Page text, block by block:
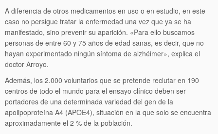
A diferencia de otros medicamentos en uso o en estudio, en este
caso no persigue tratar la enfermedad una vez que ya se ha
manifestado, sino prevenir su aparición. «Para ello buscamos
personas de entre 60 y 75 años de edad sanas, es decir, que no
hayan experimentado ningún síntoma de alzhéimer», explica el
doctor Arroyo.
Además, los 2.000 voluntarios que se pretende reclutar en 190
centros de todo el mundo para el ensayo clínico deben ser
portadores de una determinada variedad del gen de la
apolipoproteína A4 (APOE4), situación en la que solo se encuentra
aproximadamente el 2 % de la población.